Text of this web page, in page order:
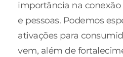
importância na
e pessoas. Podemos
ativações para
vem, além de